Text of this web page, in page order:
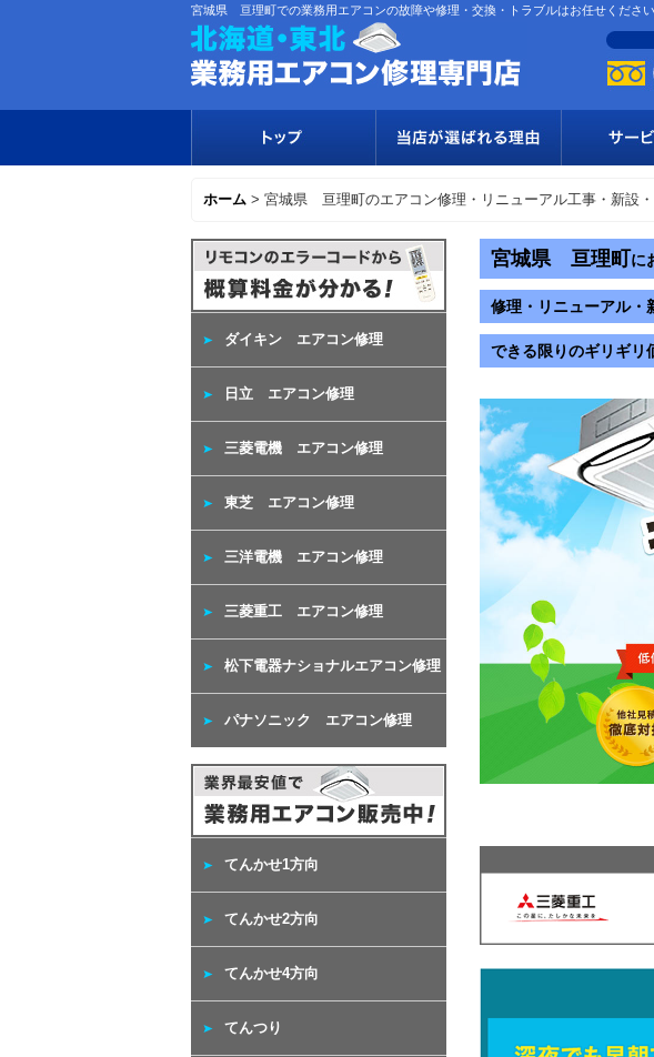
宮城県 亘理町での業務用エアコンの故障や修理・交換・トラブルはお任せください
ホーム > 宮城県 亘理町のエアコン修理・リニューアル工事・新設
ダイキン エアコン修理
日立 エアコン修理
三菱電機 エアコン修理
東芝 エアコン修理
三洋電機 エアコン修理
三菱重工 エアコン修理
松下電器ナショナルエアコン修理
パナソニック エアコン修理
てんかせ1方向
てんかせ2方向
てんかせ4方向
てんつり
宮城県 亘理町に
修理・リニューアル・
できる限りのギリギリ